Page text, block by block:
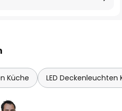
Küche LED Deckenleuchten